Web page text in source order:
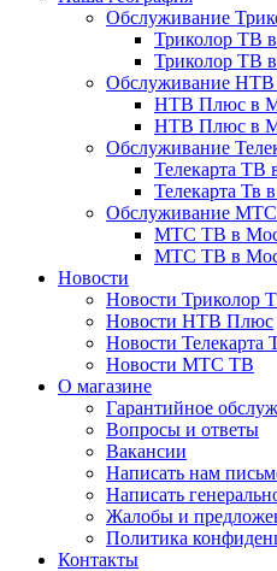
Обслуживание
Триколор ТВ
Триколор ТВ
Обслуживание
НТВ Плюс в
НТВ Плюс в
Обслуживание
Телекарта ТВ
Телекарта Тв
Обслуживание
МТС ТВ в
МТС ТВ в
Новости
Новости Триколор
Новости НТВ Плюс
Новости Телекарта
Новости МТС ТВ
О магазине
Гарантийное
Вопросы и ответы
Вакансии
Написать нам
Написать
Жалобы и
Политика
Контакты